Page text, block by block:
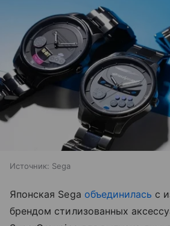
Источник: Sega
Японская Sega объединилась с
брендом стилизованных